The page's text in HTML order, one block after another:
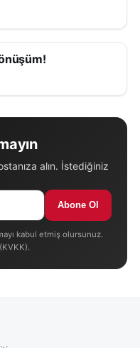
alın. İstediğiniz
Abone Ol
kabul etmiş olursunuz.